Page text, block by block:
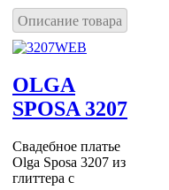
Описание товара
OLGA
SPOSA 3207
Свадебное платье
Olga Sposa 3207 из
глиттера с